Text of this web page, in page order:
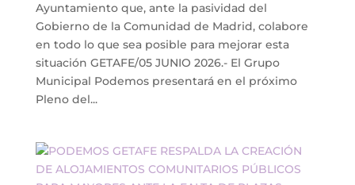
Ayuntamiento que, ante la pasividad del
Gobierno de la Comunidad de Madrid, colabore
en todo lo que sea posible para mejorar esta
situación GETAFE/05 JUNIO 2026.- El Grupo
Municipal Podemos presentará en el próximo
Pleno del...